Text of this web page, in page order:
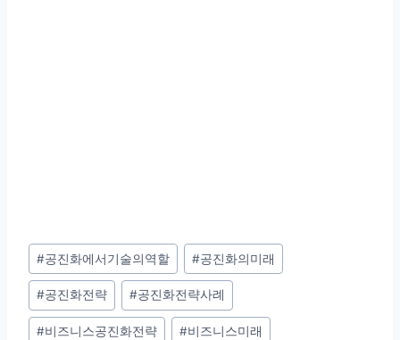
Post
Tags:
#공진화에서기술의역할 #공진화의미래
#공진화전략 #공진화전략사례
#비즈니스공진화전략 #비즈니스미래